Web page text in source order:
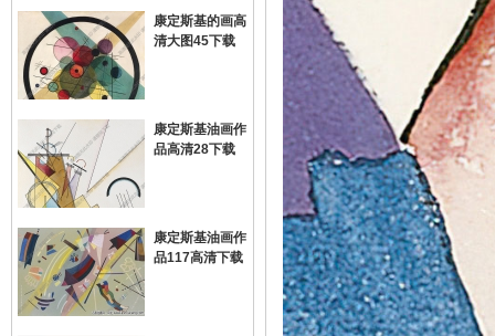
康定斯基的画高
清大图45下载
康定斯基油画作
品高清28下载
康定斯基油画作
品117高清下载